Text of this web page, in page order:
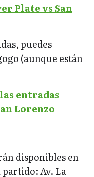
Plate vs San
puedes
(aunque están
entradas
Lorenzo
disponibles en
partido: Av. La